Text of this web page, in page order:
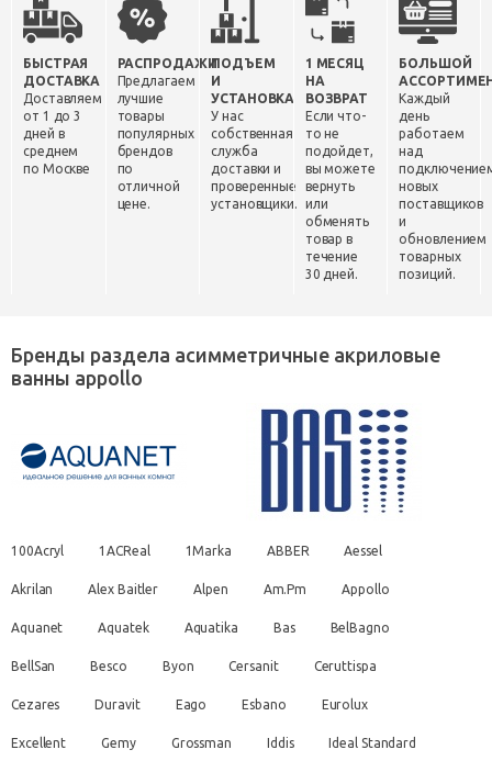
БЫСТРАЯ
ДОСТАВКА
Доставляем
от 1 до 3
дней в
среднем
по Москве
РАСПРОДАЖИ
Предлагаем
лучшие
товары
популярных
брендов
по
отличной
цене.
ПОДЪЕМ
И
УСТАНОВКА
У нас
собственная
служба
доставки и
проверенные
установщики.
1 МЕСЯЦ
НА
ВОЗВРАТ
Если что-
то не
подойдет,
вы можете
вернуть
или
обменять
товар в
течение
30 дней.
БОЛЬШОЙ
Каждый
день
работаем
над
новых
поставщиков
и
обновлением
товарных
позиций.
Бренды раздела асимметричные акриловые
ванны appollo
100Acryl 1ACReal 1Marka ABBER Aessel
Akrilan Alex Baitler Alpen Am.Pm Appollo
Aquanet Aquatek Aquatika Bas BelBagno
BellSan Besco Byon Cersanit Ceruttispa
Cezares Duravit Eago Esbano Eurolux
Excellent Gemy Grossman Iddis Ideal Standard